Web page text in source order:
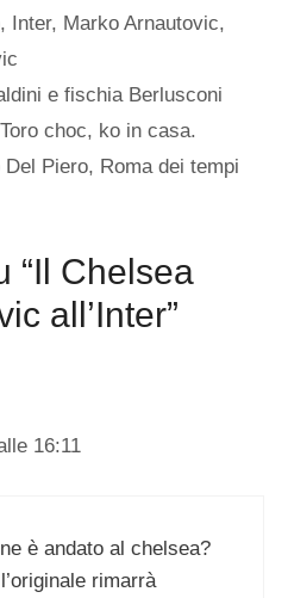
, Inter, Marko Arnautovic,
e fischia Berlusconi
choc, ko in casa.
Piero, Roma dei tempi
“Il Chelsea
all’Inter”
16:11
è andato al chelsea?
rimarrà